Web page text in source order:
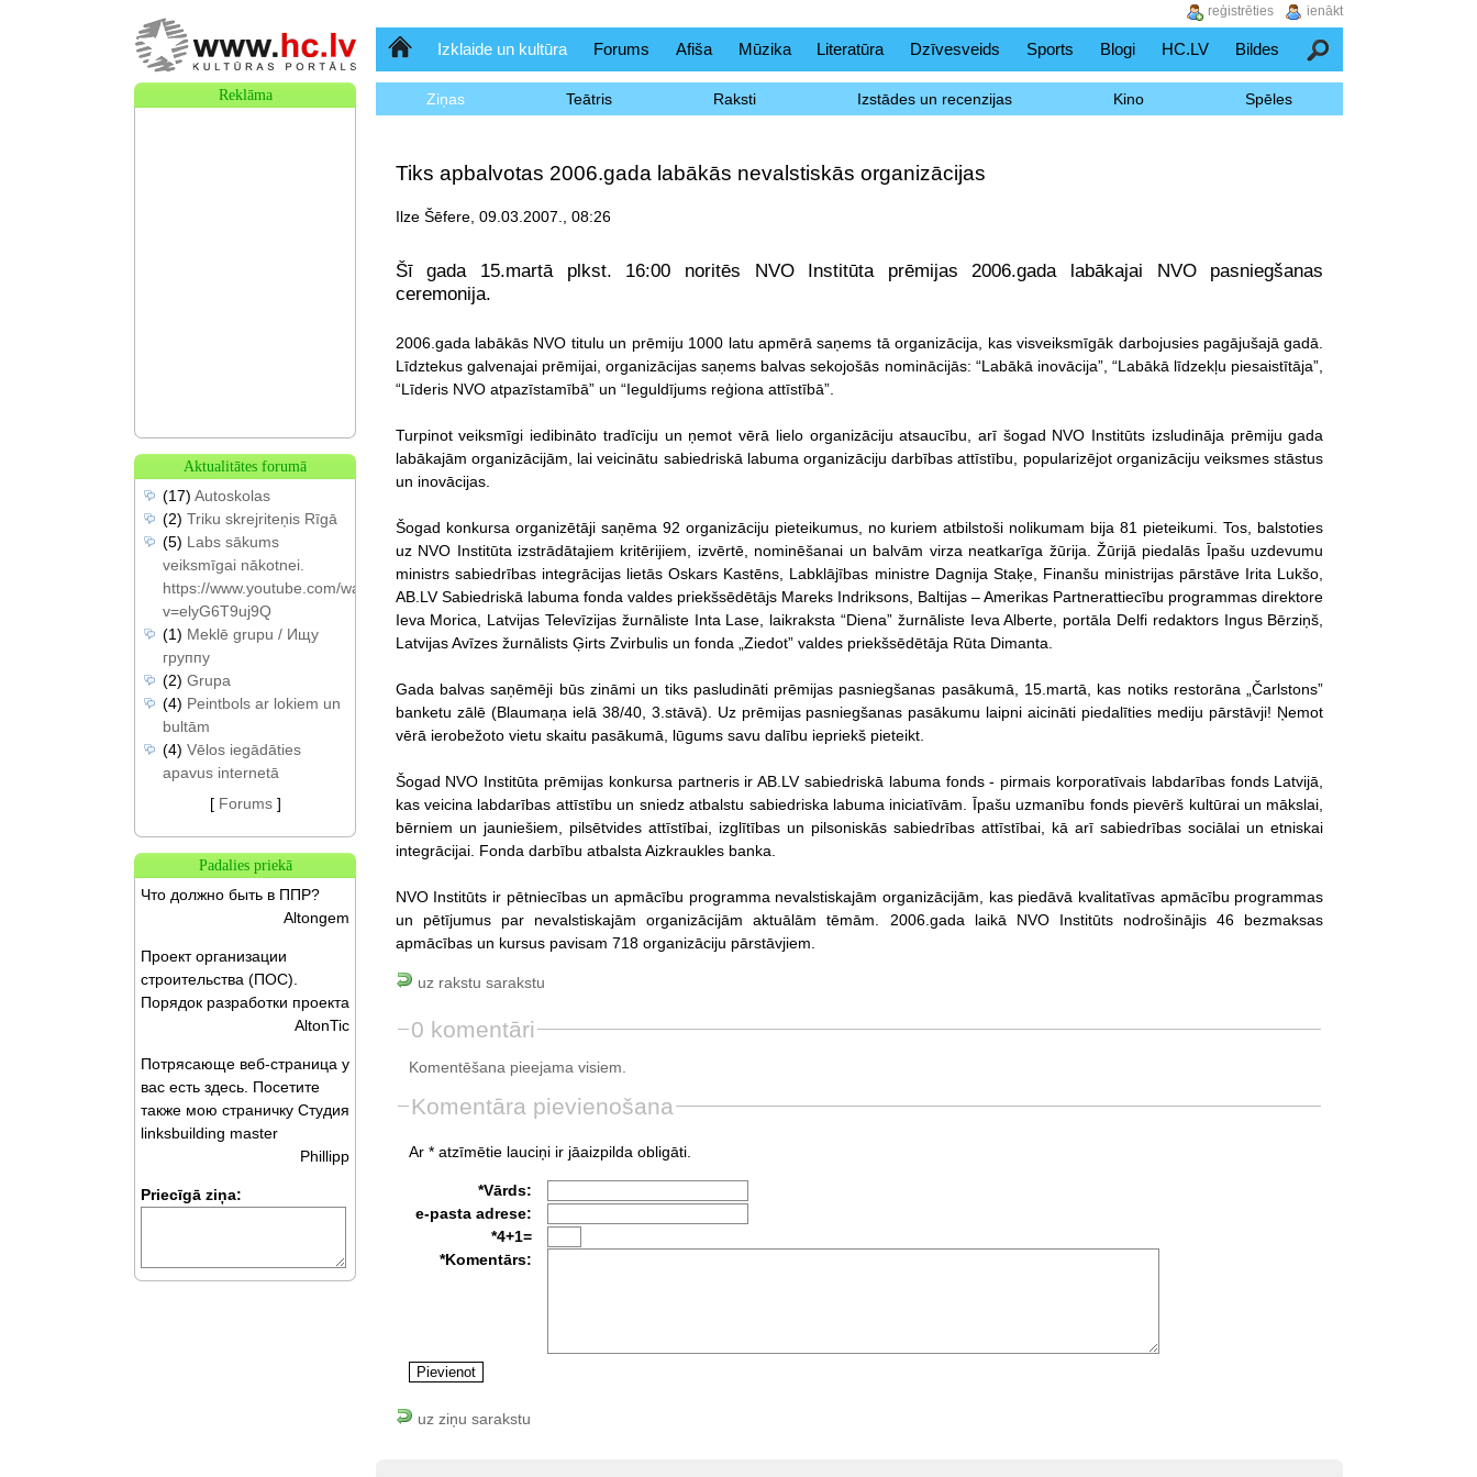
SākumlapaIzklaide un kultūra Forums Afiša Mūzika Literatūra Dzīvesveids Sports Blogi HC.LV Bildes Meklēšana
Ziņas Teātris Raksti Izstādes un recenzijas Kino Spēles
Tiks apbalvotas 2006.gada labākās nevalstiskās organizācijas
Ilze Šēfere, 09.03.2007., 08:26
Šī gada 15.martā plkst. 16:00 noritēs NVO Institūta prēmijas 2006.gada labākajai NVO pasniegšanas
ceremonija.
2006.gada labākās NVO titulu un prēmiju 1000 latu apmērā saņems tā organizācija, kas visveiksmīgāk darbojusies pagājušajā gadā.
Līdztekus galvenajai prēmijai, organizācijas saņems balvas sekojošās nominācijās: “Labākā inovācija”, “Labākā līdzekļu piesaistītāja”,
“Līderis NVO atpazīstamībā” un “Ieguldījums reģiona attīstībā”.
Turpinot veiksmīgi iedibināto tradīciju un ņemot vērā lielo organizāciju atsaucību, arī šogad NVO Institūts izsludināja prēmiju gada
labākajām organizācijām, lai veicinātu sabiedriskā labuma organizāciju darbības attīstību, popularizējot organizāciju veiksmes stāstus
un inovācijas.
Šogad konkursa organizētāji saņēma 92 organizāciju pieteikumus, no kuriem atbilstoši nolikumam bija 81 pieteikumi. Tos, balstoties
uz NVO Institūta izstrādātajiem kritērijiem, izvērtē, nominēšanai un balvām virza neatkarīga žūrija. Žūrijā piedalās Īpašu uzdevumu
ministrs sabiedrības integrācijas lietās Oskars Kastēns, Labklājības ministre Dagnija Staķe, Finanšu ministrijas pārstāve Irita Lukšo,
AB.LV Sabiedriskā labuma fonda valdes priekšsēdētājs Mareks Indriksons, Baltijas – Amerikas Partnerattiecību programmas direktore
Ieva Morica, Latvijas Televīzijas žurnāliste Inta Lase, laikraksta “Diena” žurnāliste Ieva Alberte, portāla Delfi redaktors Ingus Bērziņš,
Latvijas Avīzes žurnālists Ģirts Zvirbulis un fonda „Ziedot” valdes priekšsēdētāja Rūta Dimanta.
Gada balvas saņēmēji būs zināmi un tiks pasludināti prēmijas pasniegšanas pasākumā, 15.martā, kas notiks restorāna „Čarlstons”
banketu zālē (Blaumaņa ielā 38/40, 3.stāvā). Uz prēmijas pasniegšanas pasākumu laipni aicināti piedalīties mediju pārstāvji! Ņemot
vērā ierobežoto vietu skaitu pasākumā, lūgums savu dalību iepriekš pieteikt.
Šogad NVO Institūta prēmijas konkursa partneris ir AB.LV sabiedriskā labuma fonds - pirmais korporatīvais labdarības fonds Latvijā,
kas veicina labdarības attīstību un sniedz atbalstu sabiedriska labuma iniciatīvām. Īpašu uzmanību fonds pievērš kultūrai un mākslai,
bērniem un jauniešiem, pilsētvides attīstībai, izglītības un pilsoniskās sabiedrības attīstībai, kā arī sabiedrības sociālai un etniskai
integrācijai. Fonda darbību atbalsta Aizkraukles banka.
NVO Institūts ir pētniecības un apmācību programma nevalstiskajām organizācijām, kas piedāvā kvalitatīvas apmācību programmas
un pētījumus par nevalstiskajām organizācijām aktuālām tēmām. 2006.gada laikā NVO Institūts nodrošinājis 46 bezmaksas
apmācības un kursus pavisam 718 organizāciju pārstāvjiem.
uz rakstu sarakstu
0 komentāri
Komentēšana pieejama visiem.
Komentāra pievienošana
Ar * atzīmētie lauciņi ir jāaizpilda obligāti.
*Vārds:
e-pasta adrese:
*4+1=
*Komentārs:
uz ziņu sarakstu
Reklāma
Aktualitātes forumā
(17) Autoskolas
(2) Triku skrejriteņis Rīgā
(5) Labs sākums
veiksmīgai nākotnei.
https://www.youtube.com/watch?
v=elyG6T9uj9Q
(1) Meklē grupu / Ищу
группу
(2) Grupa
(4) Peintbols ar lokiem un
bultām
(4) Vēlos iegādāties
apavus internetā
[ Forums]
Padalies priekā
Что должно быть в ППР?
Altongem
Проект организации
строительства (ПОС).
Порядок разработки проекта
AltonTic
Потрясающе веб-страница у
вас есть здесь. Посетите
также мою страничку Студия
linksbuilding master
Phillipp
Priecīgā ziņa:
ienākt
reģistrēties